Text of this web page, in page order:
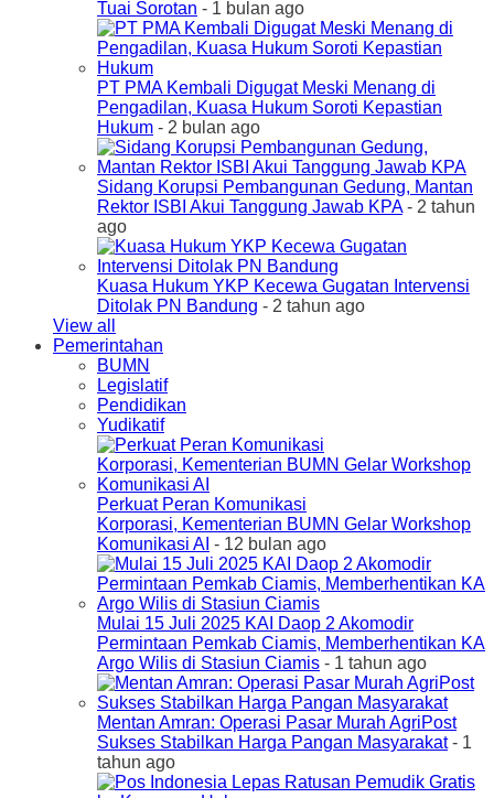
Tuai Sorotan - 1 bulan ago
PT PMA Kembali Digugat Meski Menang di
Pengadilan, Kuasa Hukum Soroti Kepastian
Hukum - 2 bulan ago
Sidang Korupsi Pembangunan Gedung, Mantan
Rektor ISBI Akui Tanggung Jawab KPA- 2 tahun
ago
Kuasa Hukum YKP Kecewa Gugatan Intervensi
Ditolak PN Bandung - 2 tahun ago
View all
Pemerintahan
BUMN
Legislatif
Pendidikan
Yudikatif
Perkuat Peran Komunikasi
Korporasi, Kementerian BUMN Gelar Workshop
Komunikasi AI - 12 bulan ago
Mulai 15 Juli 2025 KAI Daop 2 Akomodir
Permintaan Pemkab Ciamis, Memberhentikan KA
Argo Wilis di Stasiun Ciamis - 1 tahun ago
Mentan Amran: Operasi Pasar Murah AgriPost
Sukses Stabilkan Harga Pangan Masyarakat- 1
tahun ago